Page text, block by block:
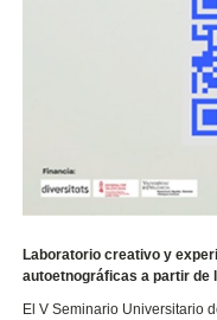
Laboratorio creativo y
autoetnográficas a partir de
El V Seminario Universitario